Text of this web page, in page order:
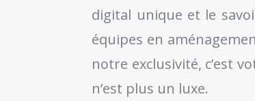
digital unique et le
équipes en
notre exclusivité, c’est
n’est plus un luxe.